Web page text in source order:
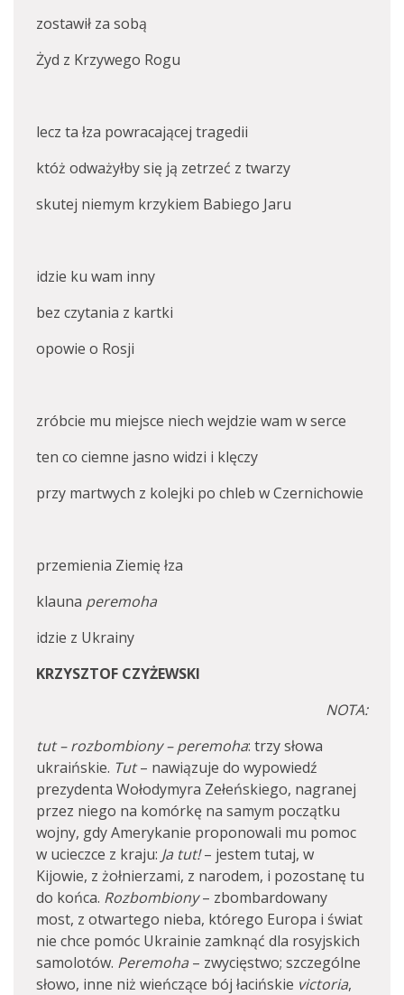
zostawił za sobą
Żyd z Krzywego Rogu
lecz ta łza powracającej tragedii
któż odważyłby się ją zetrzeć z twarzy
skutej niemym krzykiem Babiego Jaru
idzie ku wam inny
bez czytania z kartki
opowie o Rosji
zróbcie mu miejsce niech wejdzie wam w serce
ten co ciemne jasno widzi i klęczy
przy martwych z kolejki po chleb w Czernichowie
przemienia Ziemię łza
klauna peremoha
idzie z Ukrainy
KRZYSZTOF CZYŻEWSKI
NOTA:
tut – rozbombiony – peremoha: trzy słowa
ukraińskie. Tut– nawiązuje do wypowiedź
prezydenta Wołodymyra Zełeńskiego, nagranej
przez niego na komórkę na samym początku
wojny, gdy Amerykanie proponowali mu pomoc
w ucieczce z kraju: Ja tut!– jestem tutaj, w
Kijowie, z żołnierzami, z narodem, i pozostanę tu
do końca. Rozbombiony– zbombardowany
most, z otwartego nieba, którego Europa i świat
nie chce pomóc Ukrainie zamknąć dla rosyjskich
samolotów. Peremoha – zwycięstwo; szczególne
słowo, inne niż wieńczące bój łacińskie victoria,